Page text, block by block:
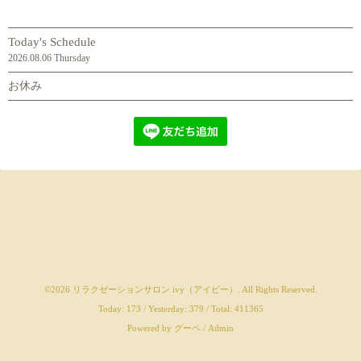
Today's Schedule
2026.08.06 Thursday
お休み
©2026 リラクゼーションサロン ivy（アイビー）
. All Rights Reserved.
Today: 173 / Yesterday: 379 / Total: 411365
Powered by グーペ / Admin